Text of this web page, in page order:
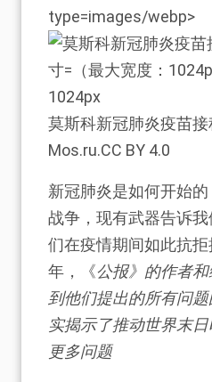
type=images/webp>
莫斯科新冠肺炎疫苗接
Mos.ru.CC BY 4.0
新冠肺炎是如何开始
战争，现有武器告诉
们在疫情期间如此抗
年，《公报》的作者
到他们提出的所有问
实揭示了推动世界末
更多问题